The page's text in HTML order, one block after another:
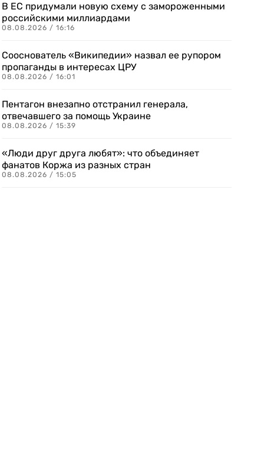
В ЕС придумали новую схему с замороженными
российскими миллиардами
08.08.2026 / 16:16
Сооснователь «Википедии» назвал ее рупором
пропаганды в интересах ЦРУ
08.08.2026 / 16:01
Пентагон внезапно отстранил генерала,
отвечавшего за помощь Украине
08.08.2026 / 15:39
«Люди друг друга любят»: что объединяет
фанатов Коржа из разных стран
08.08.2026 / 15:05